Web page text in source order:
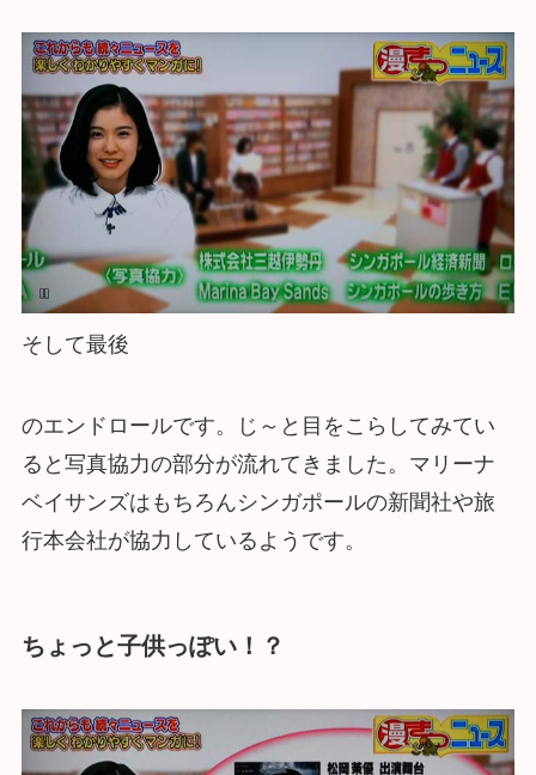
そして最後
のエンドロールです。じ～と目をこらしてみてい
ると写真協力の部分が流れてきました。マリーナ
ベイサンズはもちろんシンガポールの新聞社や旅
行本会社が協力しているようです。
ちょっと子供っぽい！？